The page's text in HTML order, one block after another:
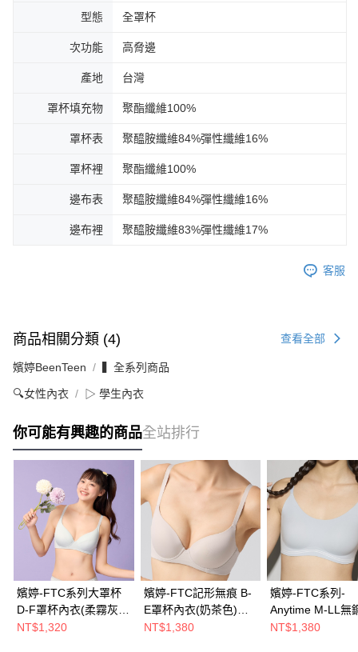
型態 全罩杯
次功能 高脅邊
產地 台灣
罩杯填充物 聚酯纖維100%
罩杯表 聚醯胺纖維84%彈性纖維16%
罩杯裡 聚酯纖維100%
邊布表 聚醯胺纖維84%彈性纖維16%
邊布裡 聚醯胺纖維83%彈性纖維17%
客服
商品相關分類 (4) 查看全部
嬪婷BeenTeen ▍全系列商品
🔍女性內衣 ▷ 學生內衣
你可能有興趣的商品全站排行
嬪婷-FTC系列大罩杯
D-F罩杯內衣(柔霧灰
綠) BB4024F5
NT$1,320
嬪婷-FTC記形無痕 B-
E罩杯內衣(奶茶色)
BB3660TG
NT$1,380
嬪婷-FTC系列-
Anytime M-LL無
內衣(紓壓綠)
NT$1,380